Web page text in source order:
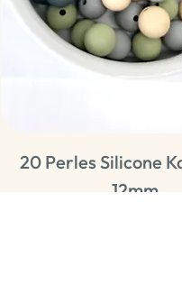
20 Perles Silicone
12mm